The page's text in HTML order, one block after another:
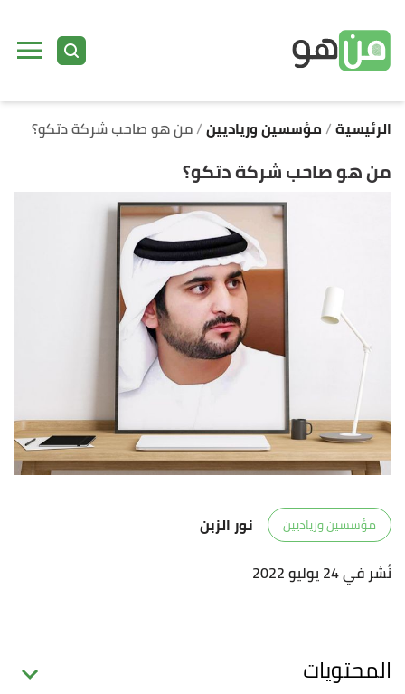
الرئيسية مؤسسين ورياديين من هو صاحب شركة دتكو؟
من هو صاحب شركة دتكو؟
مؤسسين ورياديين
نور الزبن
نُشر في 24 يوليو 2022
المحتويات